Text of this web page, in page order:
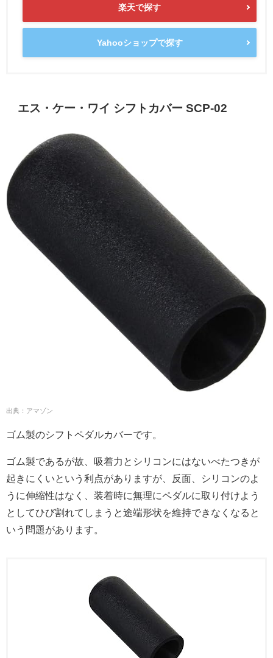
楽天で探す
Yahooショップで探す
エス・ケー・ワイ シフトカバー SCP-02
出典：アマゾン
ゴム製のシフトペダルカバーです。
ゴム製であるが故、吸着力とシリコンにはないべたつきが
起きにくいという利点がありますが、反面、シリコンのよ
うに伸縮性はなく、装着時に無理にペダルに取り付けよう
としてひび割れてしまうと途端形状を維持できなくなると
いう問題があります。